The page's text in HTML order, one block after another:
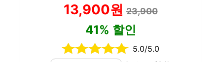
13,900원23,900
41% 할인
5.0/5.0